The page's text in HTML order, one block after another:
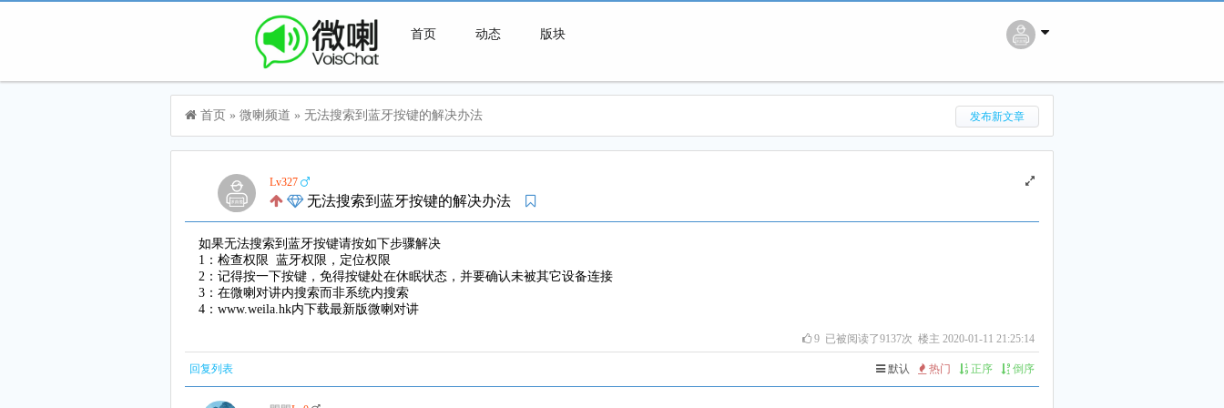
首页 动态 版块
搜 索
首页 » 微喇频道 » 无法搜索到蓝牙按键的解决办法 发布新文章
Lv327
无法搜索到蓝牙按键的解决办法
如果无法搜索到蓝牙按键请按如下步骤解决
1：检查权限 蓝牙权限，定位权限
2：记得按一下按键，免得按键处在休眠状态，并要确认未被其它设备连接
3：在微喇对讲内搜索而非系统内搜索
4：www.weila.hk内下载最新版微喇对讲
9 已被阅读了9137次 楼主 2020-01-11 21:25:14
回复列表 默认 热门 正序 倒序